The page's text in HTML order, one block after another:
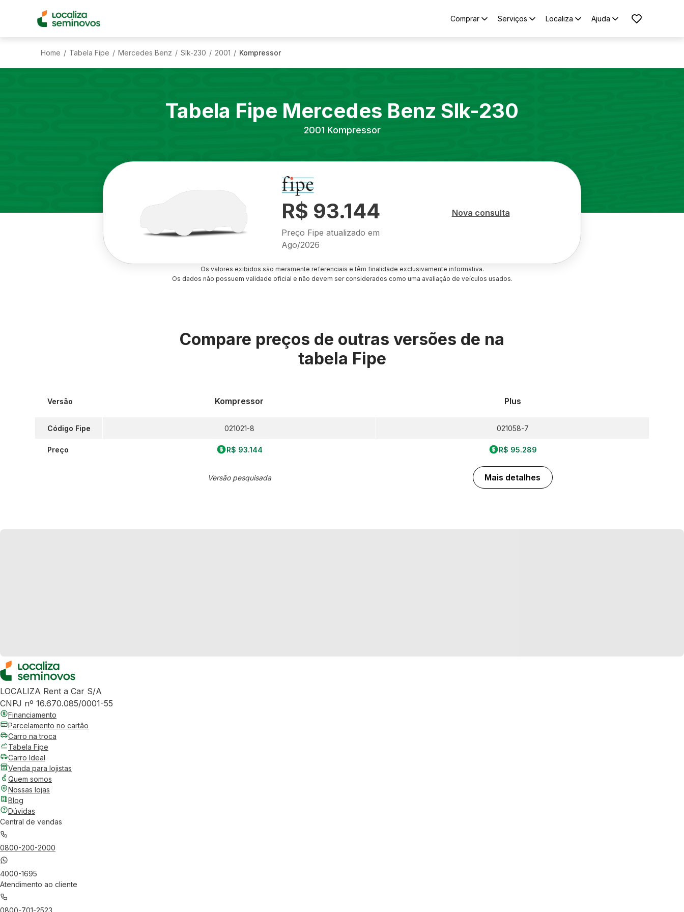
Comprar Serviços Localiza Ajuda
Home / Tabela Fipe / Mercedes Benz / Slk-230 / 2001 / Kompressor
Tabela Fipe Mercedes Benz Slk-230
2001 Kompressor
R$ 93.144
Preço Fipe atualizado em
Ago/2026
Nova consulta
Os valores exibidos são meramente referenciais e têm finalidade exclusivamente informativa.
Os dados não possuem validade oficial e não devem ser considerados como uma avaliação de veículos usados.
Compare preços de outras versões de na
tabela Fipe
Versão
Código Fipe
Preço
Kompressor
021021-8
R$ 93.144
Versão pesquisada
Plus
021058-7
R$ 95.289
Mais detalhes
LOCALIZA Rent a Car S/A
CNPJ nº 16.670.085/0001-55
Financiamento
Parcelamento no cartão
Carro na troca
Tabela Fipe
Carro Ideal
Venda para lojistas
Quem somos
Nossas lojas
Blog
Dúvidas
Central de vendas
0800-200-2000
4000-1695
Atendimento ao cliente
0800-701-2523